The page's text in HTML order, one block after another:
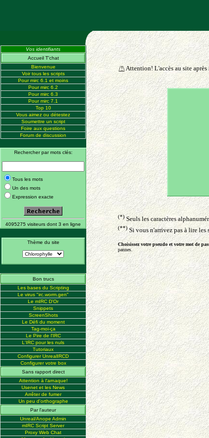
Vos identifiants
Accueil T'chat
Bienvenue
Voir tous les scripts
Pour mirc 6.1 et moins
Pour mirc 6.2
Pour mirc 6.3
Pour mirc 7.1
Top 10
Vous aimez ou détestez
Soumettre un script
Foire aux questions
Forum de discussion
Rechercher par mots clés:
Tous les mots
Un des mots
Expression exacte
4095275 visiteurs dont 3 en ligne
Thème du site
Bon trucs
Les bases du Scripting
Le virus "irc.worm.gen"
Le mIRC D'Or
Snippets
ScreenShots
Le Défi du moment
Tag-moi-ça
Le Pire de l'IRC
L'IRC pour les nuls
Tutoriaux
Configurer UnrealIRCD
Configurer votre box
Sans rapport direct
Attention à l'arnaque!
Usenet et les News
Arrêter de fumer
Un peu d'orthographe
Par l'auteur
Unreal/Anope Admin
mIRC Script Server
Proxy Web Chat
/!\Attention! L'accès au site
(*)Seuls les caractères
(**)Si vous n'arrivez pas à lire les
Choisissez votre pseudo et votre mot de
pannes.